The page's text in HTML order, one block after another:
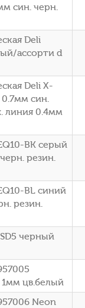
син. черн.
Deli
ассорти d
Deli X-
0.7мм син.
линия 0.4мм
BK серый
резин.
BL синий
резин.
черный
1мм цв.белый
Neon